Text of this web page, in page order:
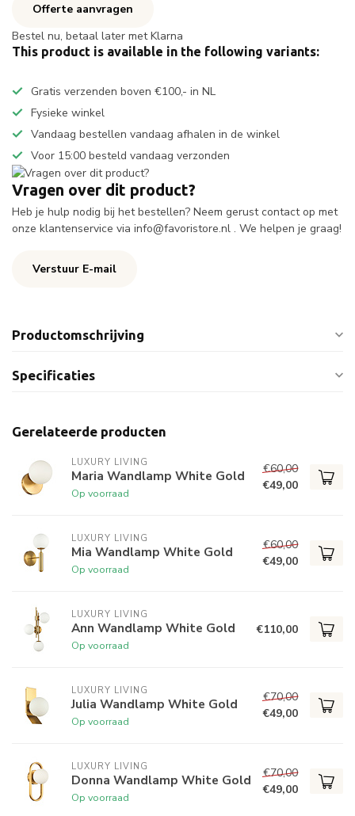
Offerte aanvragen
Bestel nu, betaal later met Klarna
This product is available in the following variants:
Gratis verzenden boven €100,- in NL
Fysieke winkel
Vandaag bestellen vandaag afhalen in de winkel
Voor 15:00 besteld vandaag verzonden
Vragen over dit product?
Heb je hulp nodig bij het bestellen? Neem gerust contact op met
onze klantenservice via info@favoristore.nl . We helpen je graag!
Verstuur E-mail
Productomschrijving
Specificaties
Gerelateerde producten
LUXURY LIVING
Maria Wandlamp White Gold
Op voorraad
€60,00
€49,00
LUXURY LIVING
Mia Wandlamp White Gold
Op voorraad
€60,00
€49,00
LUXURY LIVING
Ann Wandlamp White Gold
Op voorraad
€110,00
LUXURY LIVING
Julia Wandlamp White Gold
Op voorraad
€70,00
€49,00
LUXURY LIVING
Donna Wandlamp White Gold
Op voorraad
€70,00
€49,00